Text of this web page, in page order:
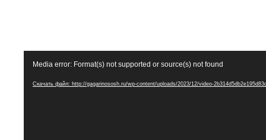
Media error: Format(s) not supported or source(s) not found
Скачать файл: http://gagarinososh.ru/wp-content/uploads/2023/12/video-